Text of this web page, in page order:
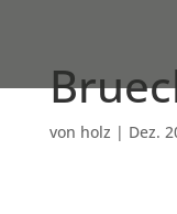
von holz | Dez.